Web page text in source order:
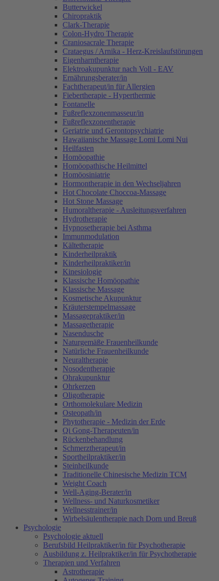
Butterwickel
Chiropraktik
Clark-Therapie
Colon-Hydro Therapie
Craniosacrale Therapie
Crataegus / Arnika - Herz-Kreislaufstörungen
Eigenharntherapie
Elektroakupunktur nach Voll - EAV
Ernährungsberater/in
Fachtherapeut/in für Allergien
Fiebertherapie - Hyperthermie
Fontanelle
Fußreflexzonenmasseur/in
Fußreflexzonentherapie
Geriatrie und Gerontopsychiatrie
Hawaiianische Massage Lomi Lomi Nui
Heilfasten
Homöopathie
Homöopathische Heilmittel
Homöosiniatrie
Hormontherapie in den Wechseljahren
Hot Chocolate Choccoa-Massage
Hot Stone Massage
Humoraltherapie - Ausleitungsverfahren
Hydrotherapie
Hypnosetherapie bei Asthma
Immunmodulation
Kältetherapie
Kinderheilpraktik
Kinderheilpraktiker/in
Kinesiologie
Klassische Homöopathie
Klassische Massage
Kosmetische Akupunktur
Kräuterstempelmassage
Massagepraktiker/in
Massagetherapie
Nasendusche
Naturgemäße Frauenheilkunde
Natürliche Frauenheilkunde
Neuraltherapie
Nosodentherapie
Ohrakupunktur
Ohrkerzen
Oligotherapie
Orthomolekulare Medizin
Osteopath/in
Phytotherapie - Medizin der Erde
Qi Gong-Therapeuten/in
Rückenbehandlung
Schmerztherapeut/in
Sportheilpraktiker/in
Steinheilkunde
Traditionelle Chinesische Medizin TCM
Weight Coach
Well-Aging-Berater/in
Wellness- und Naturkosmetiker
Wellnesstrainer/in
Wirbelsäulentherapie nach Dorn und Breuß
Psychologie
Psychologie aktuell
Berufsbild Heilpraktiker/in für Psychotherapie
Ausbildung z. Heilpraktiker/in für Psychotherapie
Therapien und Verfahren
Astrotherapie